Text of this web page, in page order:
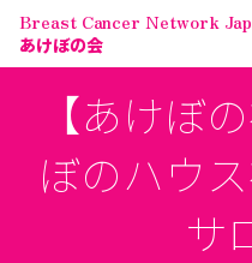
Breast Cancer Network
あけぼの会
【あけぼ
ぼのハウ
サ